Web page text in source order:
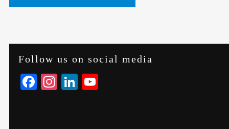
Follow us on social media
Facebook
Instagram
LinkedIn